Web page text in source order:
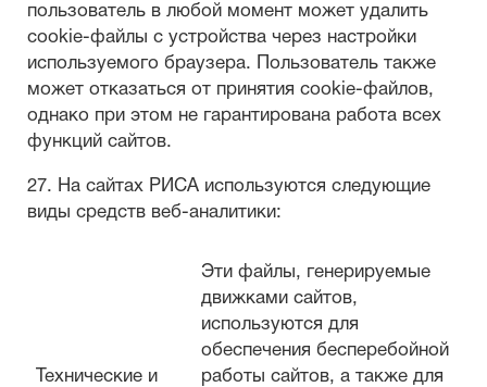
пользователь в любой момент может удалить
cookie-файлы с устройства через настройки
используемого браузера. Пользователь также
может отказаться от принятия cookie-файлов,
однако при этом не гарантирована работа всех
функций сайтов.
27. На сайтах РИСА используются следующие
виды средств веб-аналитики:
Технические и
Эти файлы, генерируемые
движками сайтов,
используются для
обеспечения бесперебойной
работы сайтов, а также для